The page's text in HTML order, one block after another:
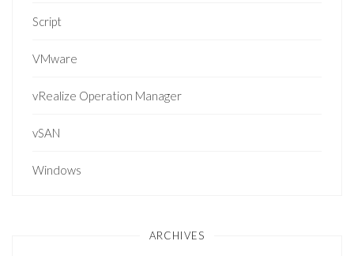
Script
VMware
vRealize Operation Manager
vSAN
Windows
ARCHIVES